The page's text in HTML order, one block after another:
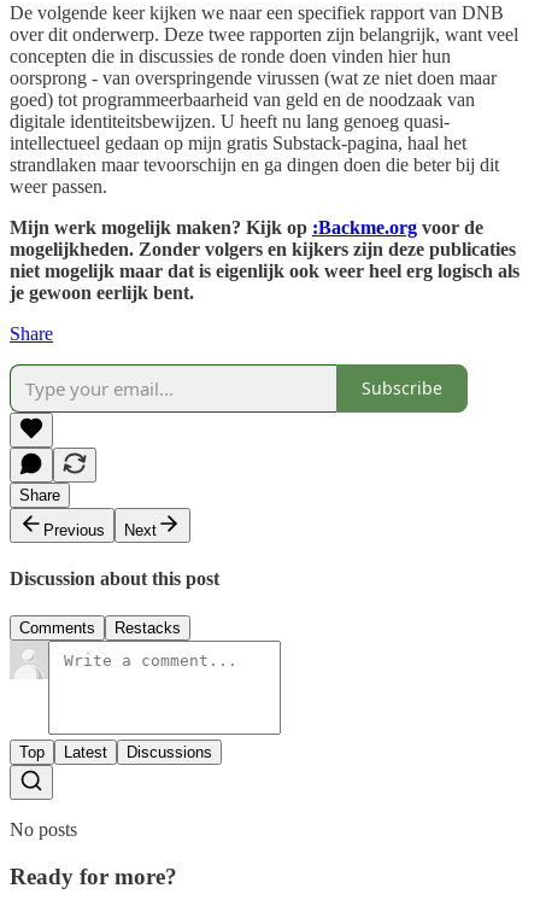
De volgende keer kijken we naar een specifiek rapport van DNB
over dit onderwerp. Deze twee rapporten zijn belangrijk, want veel
concepten die in discussies de ronde doen vinden hier hun
oorsprong - van overspringende virussen (wat ze niet doen maar
goed) tot programmeerbaarheid van geld en de noodzaak van
digitale identiteitsbewijzen. U heeft nu lang genoeg quasi-
intellectueel gedaan op mijn gratis Substack-pagina, haal het
strandlaken maar tevoorschijn en ga dingen doen die beter bij dit
weer passen.
Mijn werk mogelijk maken? Kijk op :Backme.org voor de
mogelijkheden. Zonder volgers en kijkers zijn deze publicaties
niet mogelijk maar dat is eigenlijk ook weer heel erg logisch als
je gewoon eerlijk bent.
Share
Subscribe
Share
Previous
Next
Discussion about this post
Comments Restacks
Top Latest Discussions
No posts
Ready for more?